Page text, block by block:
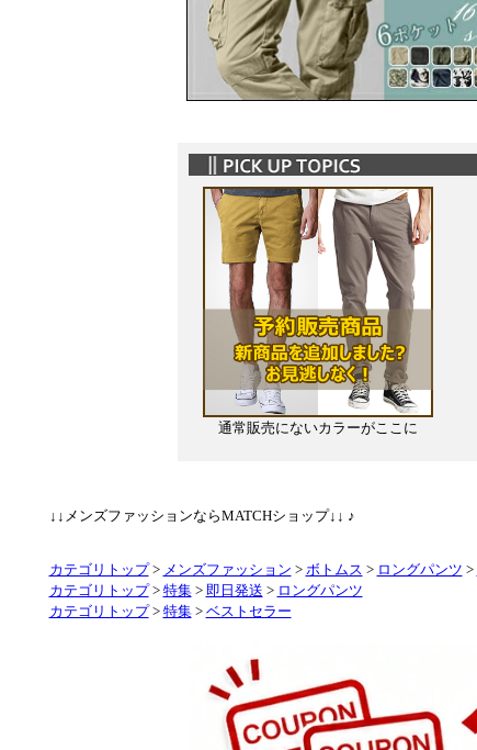
通常販売にないカラーがここに
↓↓メンズファッションならMATCHショップ↓↓ ♪
カテゴリトップ> メンズファッション > ボトムス > ロングパンツ >
カテゴリトップ> 特集> 即日発送 > ロングパンツ
カテゴリトップ> 特集> ベストセラー